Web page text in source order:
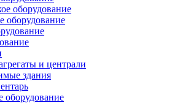
оборудование
оборудование
и централи
здания
оборудование